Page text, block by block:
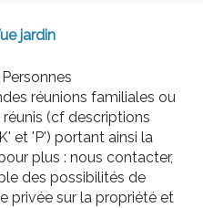
jardin
réunions familiales ou
(cf descriptions
et 'P') portant ainsi la
plus : nous contacter,
des possibilités de
privée sur la propriété et